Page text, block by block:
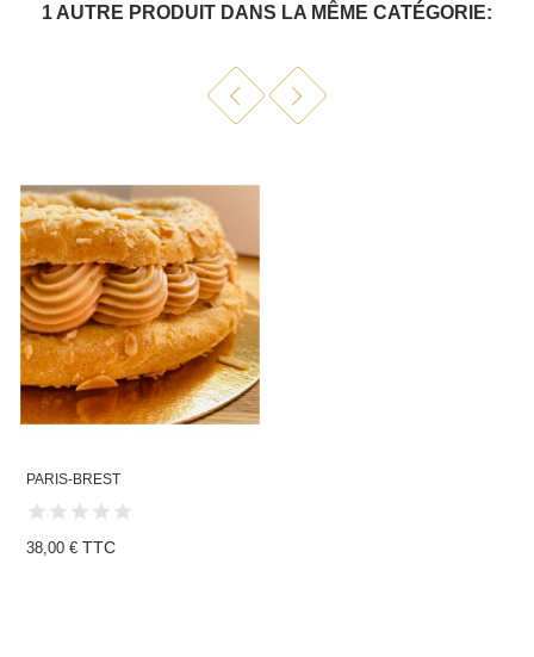
1 AUTRE PRODUIT DANS LA MÊME CATÉGORIE:
PARIS-BREST
38,00 € TTC